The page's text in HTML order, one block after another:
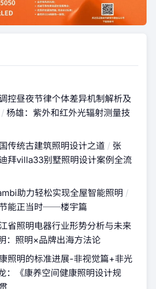
控昼夜节律个体差异机制解析及
/ 杨雄：紫外和红外光辐射测量技
传统古建筑照明设计之道 / 张
拜villa33别墅照明设计案例全流
助力轻松实现全屋智能照明 /
能正当时──楼宇篇
省照明电器行业形势分析与未来
：照明×品牌出海方法论
照明的标准进展-非视觉篇+非光
：《康养空间健康照明设计规